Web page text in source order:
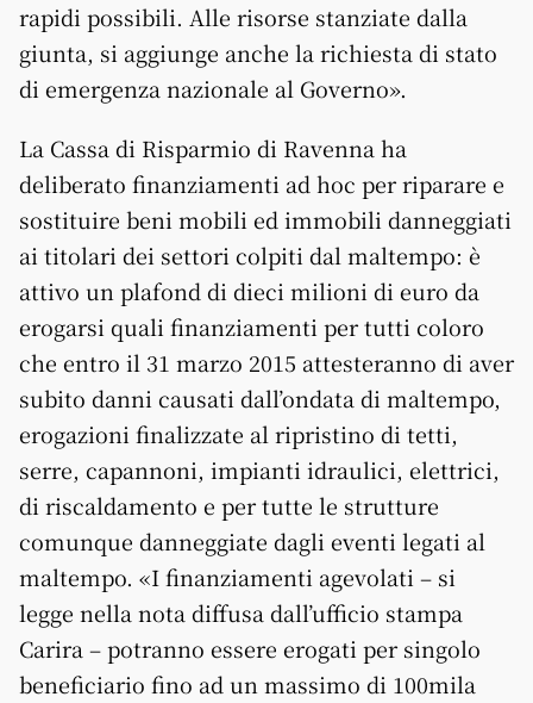
rapidi possibili. Alle risorse stanziate dalla
giunta, si aggiunge anche la richiesta di stato
di emergenza nazionale al Governo».
La Cassa di Risparmio di Ravenna ha
deliberato finanziamenti ad hoc per riparare e
sostituire beni mobili ed immobili danneggiati
ai titolari dei settori colpiti dal maltempo: è
attivo un plafond di dieci milioni di euro da
erogarsi quali finanziamenti per tutti coloro
che entro il 31 marzo 2015 attesteranno di aver
subito danni causati dall’ondata di maltempo,
erogazioni finalizzate al ripristino di tetti,
serre, capannoni, impianti idraulici, elettrici,
di riscaldamento e per tutte le strutture
comunque danneggiate dagli eventi legati al
maltempo. «I finanziamenti agevolati – si
legge nella nota diffusa dall’ufficio stampa
Carira – potranno essere erogati per singolo
beneficiario fino ad un massimo di 100mila